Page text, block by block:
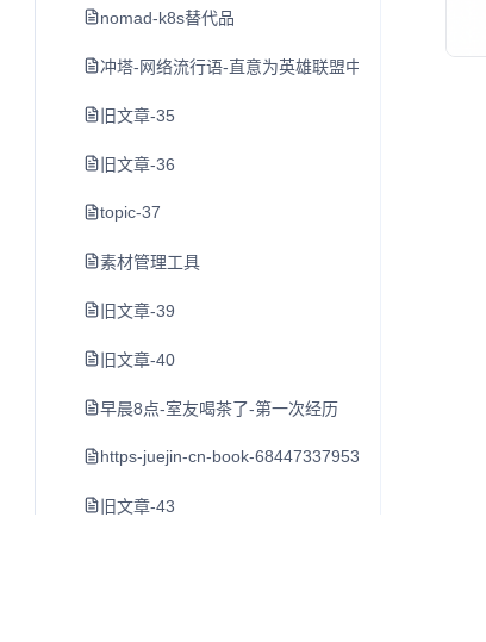
nomad-k8s替代品
冲塔-网络流行语-直意为英雄联盟中尚未发育完全就
旧文章-35
旧文章-36
topic-37
素材管理工具
旧文章-39
旧文章-40
早晨8点-室友喝茶了-第一次经历
https-juejin-cn-book-6844733795329900551-
旧文章-43